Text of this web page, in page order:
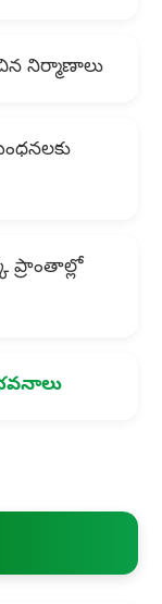
నిర్మాణాలు
ప్రాంతాల్లో